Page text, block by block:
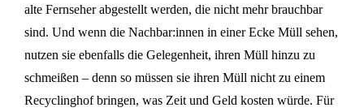
alte Fernseher abgestellt werden, die nicht mehr brauchbar
sind. Und wenn die Nachbar:innen in einer Ecke Müll sehen,
nutzen sie ebenfalls die Gelegenheit, ihren Müll hinzu zu
schmeißen – denn so müssen sie ihren Müll nicht zu einem
Recyclinghof bringen, was Zeit und Geld kosten würde. Für